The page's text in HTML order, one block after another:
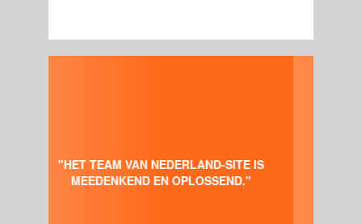
MENSEN VAN NEDERLAND-SITE, JE
KUNT ALLE HULP KRIJGEN DIE JE
WILT BIJ HET MAKEN VAN EEN MOOIE